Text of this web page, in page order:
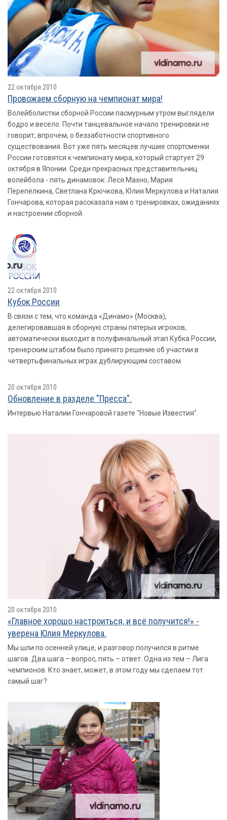
22 октября 2010
Провожаем сборную на чемпионат мира!
Волейболистки сборной России пасмурным утром выглядели
бодро и весело. Почти танцевальное начало тренировки не
говорит, впрочем, о беззаботности спортивного
существования. Вот уже пять месяцев лучшие спортсменки
России готовятся к чемпионату мира, который стартует 29
октября в Японии. Среди прекрасных представительниц
волейбола - пять динамовок: Леся Махно, Мария
Перепёлкина, Светлана Крючкова, Юлия Меркулова и Наталия
Гончарова, которая рассказала нам о тренировках, ожиданиях
и настроении сборной.
22 октября 2010
Кубок России
В связи с тем, что команда «Динамо» (Москва),
делегировавшая в сборную страны пятерых игроков,
автоматически выходит в полуфинальный этап Кубка России,
тренерским штабом было принято решение об участии в
четвертьфинальных играх дублирующим составом.
20 октября 2010
Обновление в разделе "Пресса".
Интервью Наталии Гончаровой газете "Новые Известия".
20 октября 2010
«Главное хорошо настроиться, и всё получится!» -
уверена Юлия Меркулова.
Мы шли по осенней улице, и разговор получился в ритме
шагов. Два шага – вопрос, пять – ответ. Одна из тем – Лига
чемпионов. Кто знает, может, в этом году мы сделаем тот
самый шаг?